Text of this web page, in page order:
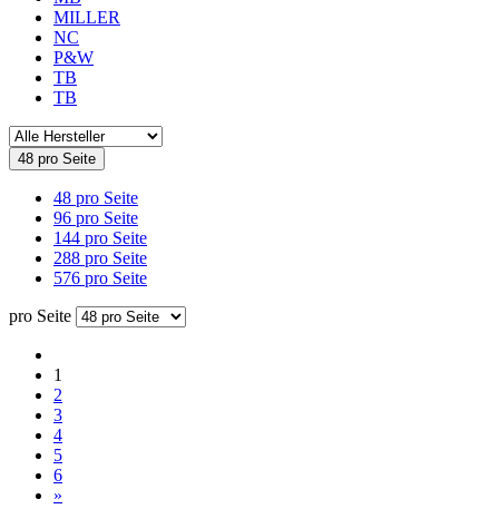
MILLER
NC
P&W
TB
TB
48 pro Seite
48 pro Seite
96 pro Seite
144 pro Seite
288 pro Seite
576 pro Seite
pro Seite
1
2
3
4
5
6
»